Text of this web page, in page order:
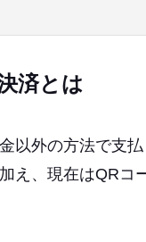
済とは
以外の方法で支
え、現在はQRコ